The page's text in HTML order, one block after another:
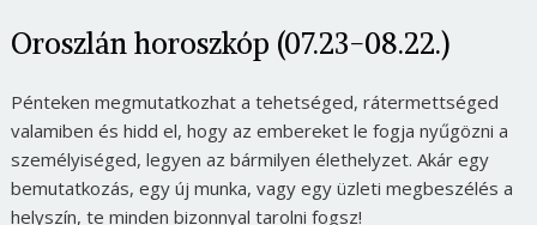
Oroszlán horoszkóp (07.23-08.22.)
Pénteken megmutatkozhat a tehetséged, rátermettséged
valamiben és hidd el, hogy az embereket le fogja nyűgözni a
személyiséged, legyen az bármilyen élethelyzet. Akár egy
bemutatkozás, egy új munka, vagy egy üzleti megbeszélés a
helyszín, te minden bizonnyal tarolni fogsz!